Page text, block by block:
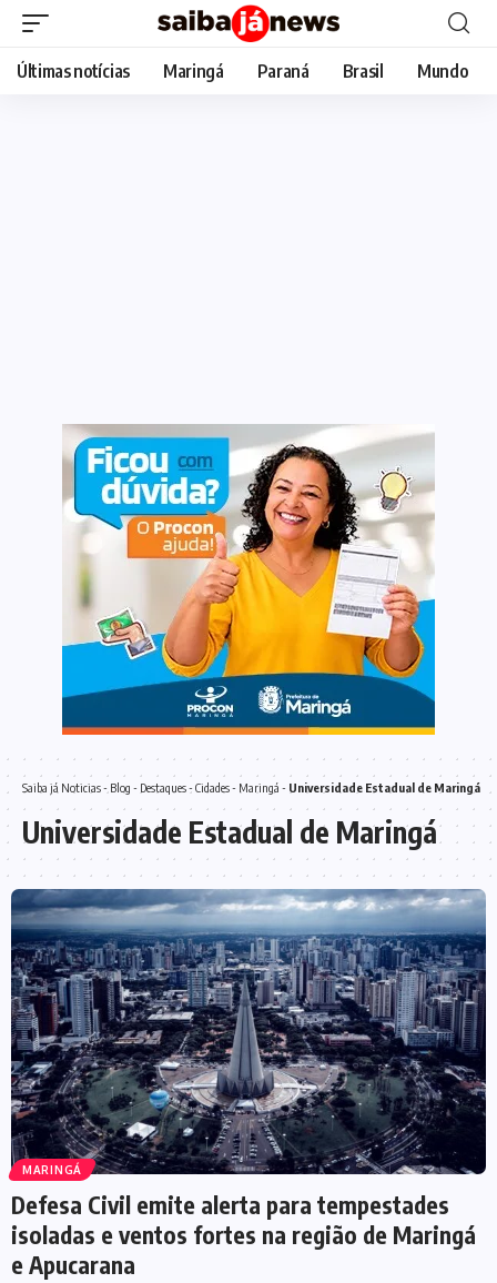
Últimas notícias Maringá Paraná Brasil Mundo
Saiba já Noticias- Blog - Destaques- Cidades- Maringá - Universidade Estadual de Maringá
Universidade Estadual de Maringá
MARINGÁ
Defesa Civil emite alerta para tempestades
isoladas e ventos fortes na região de Maringá
e Apucarana